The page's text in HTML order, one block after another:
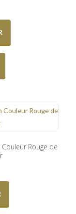
Rouge de